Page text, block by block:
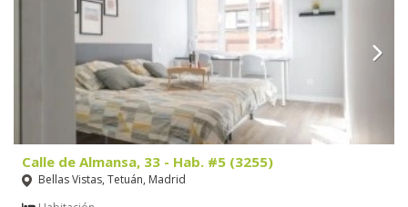
Calle de Almansa, 33 - Hab. #5 (3255)
Bellas Vistas, Tetuán, Madrid